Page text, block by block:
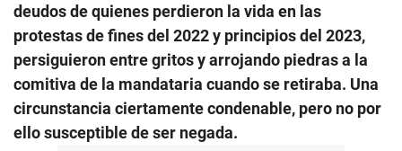
deudos de quienes perdieron la vida en las
protestas de fines del 2022 y principios del 2023,
persiguieron entre gritos y arrojando piedras a la
comitiva de la mandataria cuando se retiraba. Una
circunstancia ciertamente condenable, pero no por
ello susceptible de ser negada.